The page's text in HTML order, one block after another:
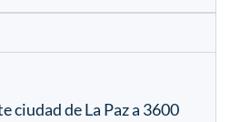
ciudad de La Paz a 3600